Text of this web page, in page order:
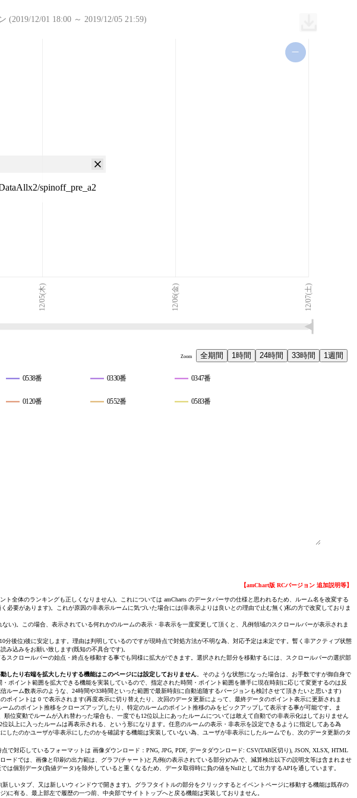
12/01 18:00 ～ 2019/12/05 21:59)
12/05(木) 12/06(金) 12/07(土)
spinoff_pre_a2
Zoom 全期間 1時間 24時間 33時間 1週間
0538番 0330番 0347番
0120番 0552番 0583番
【amChart版 RCバージョン 追加説明等】
ト全体のランキングも正しくなりません)。これについては amCharts のデータパーサの仕様と思われるため、ルーム名を改変する
必要があります)。これが原因の非表示ルームに気づいた場合には(非表示よりは良いとの理由で止む無く)私の方で改変しておりま
い)。この場合、表示されている何れかのルームの表示・非表示を一度変更して頂くと、凡例領域のスクロールバーが表示されま
分後位)後に安定します。理由は判明しているのですが現時点で対処方法が不明な為、対応予定は未定です。暫く非アクティブ状態
み込みをお願い致します(既知の不具合です)。
スクロールバーの始点・終点を移動する事でも同様に拡大ができます。選択された部分を移動するには、スクロールバーの選択部
したり右端を拡大したりする機能はこのページには設定しておりません。そのような状態になった場合は、お手数ですが御自身で
・ポイント範囲を拡大できる機能を実装しているので、指定された時間・ポイント範囲を勝手に現在時刻に応じて変更するのは反
ーム数表示のような、24時間や33時間といった範囲で最新時刻に自動追随するバージョンも検討させて頂きたいと思います)
ポイントは 0 で表示されます(再度表示に切り替えたり、次回のデータ更新によって、最終データのポイント表示に更新されま
ムのポイント推移をクローズアップしたり、特定のルームのポイント推移のみをピックアップして表示する事が可能です。ま
順位変動でルームが入れ替わった場合も、一度でも12位以上にあったルームについては敢えて自動での非表示化はしておりません
以上に入ったルームは再表示される、という形になります。任意のルームの表示・非表示を設定できるように指定してある為
たのかユーザが非表示にしたのかを確認する機能は実装していない為、ユーザが非表示にしたルームでも、次のデータ更新のタ
点で対応しているフォーマットは 画像ダウンロード：PNG, JPG, PDF, データダウンロード: CSV(TAB区切り), JSON, XLSX, HTML
ードでは、画像と印刷の出力範は、グラフ(チャート)と凡例(の表示されている部分)のみで、減算検出以下の説明文等は含まれませ
は個別データ(負値データ)を除外していると重くなるため、データ取得時に負の値をNullとして出力するAPIを通しています。
(新しいタブ、又は新しいウィンドウで開きます)。グラフタイトルの部分をクリックするとイベントページに移動する機能は既存の
に有る、最上部左で履歴の一つ前、中央部でサイトトップへと戻る機能は実装しておりません。